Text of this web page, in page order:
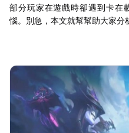
部分玩家在遊戲時卻遇到卡在
惱。別急，本文就幫幫助大家分